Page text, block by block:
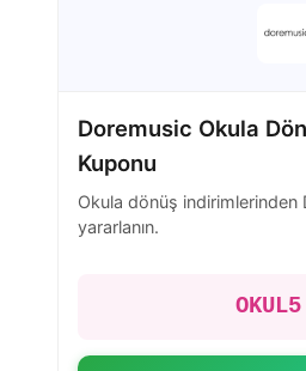
Doremusic Okula
Kuponu
Okula dönüş indirimlerinden
yararlanın.
OKUL5